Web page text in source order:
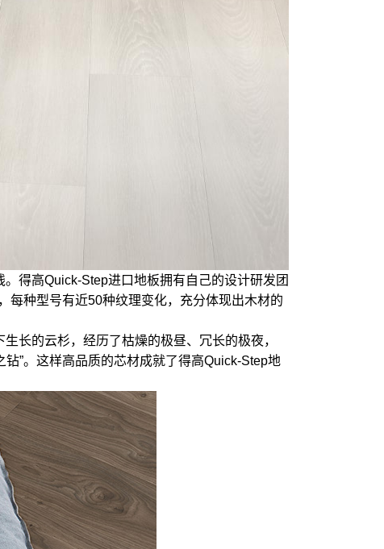
得高Quick-Step进口地板拥有自己的设计研发团
每种型号有近50种纹理变化，充分体现出木材的
长的云杉，经历了枯燥的极昼、冗长的极夜，
”。这样高品质的芯材成就了得高Quick-Step地